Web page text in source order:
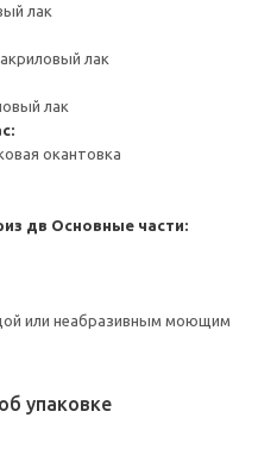
лак
лак
лак
окантовка
дв Основные части:
или неабразивным моющим
упаковке